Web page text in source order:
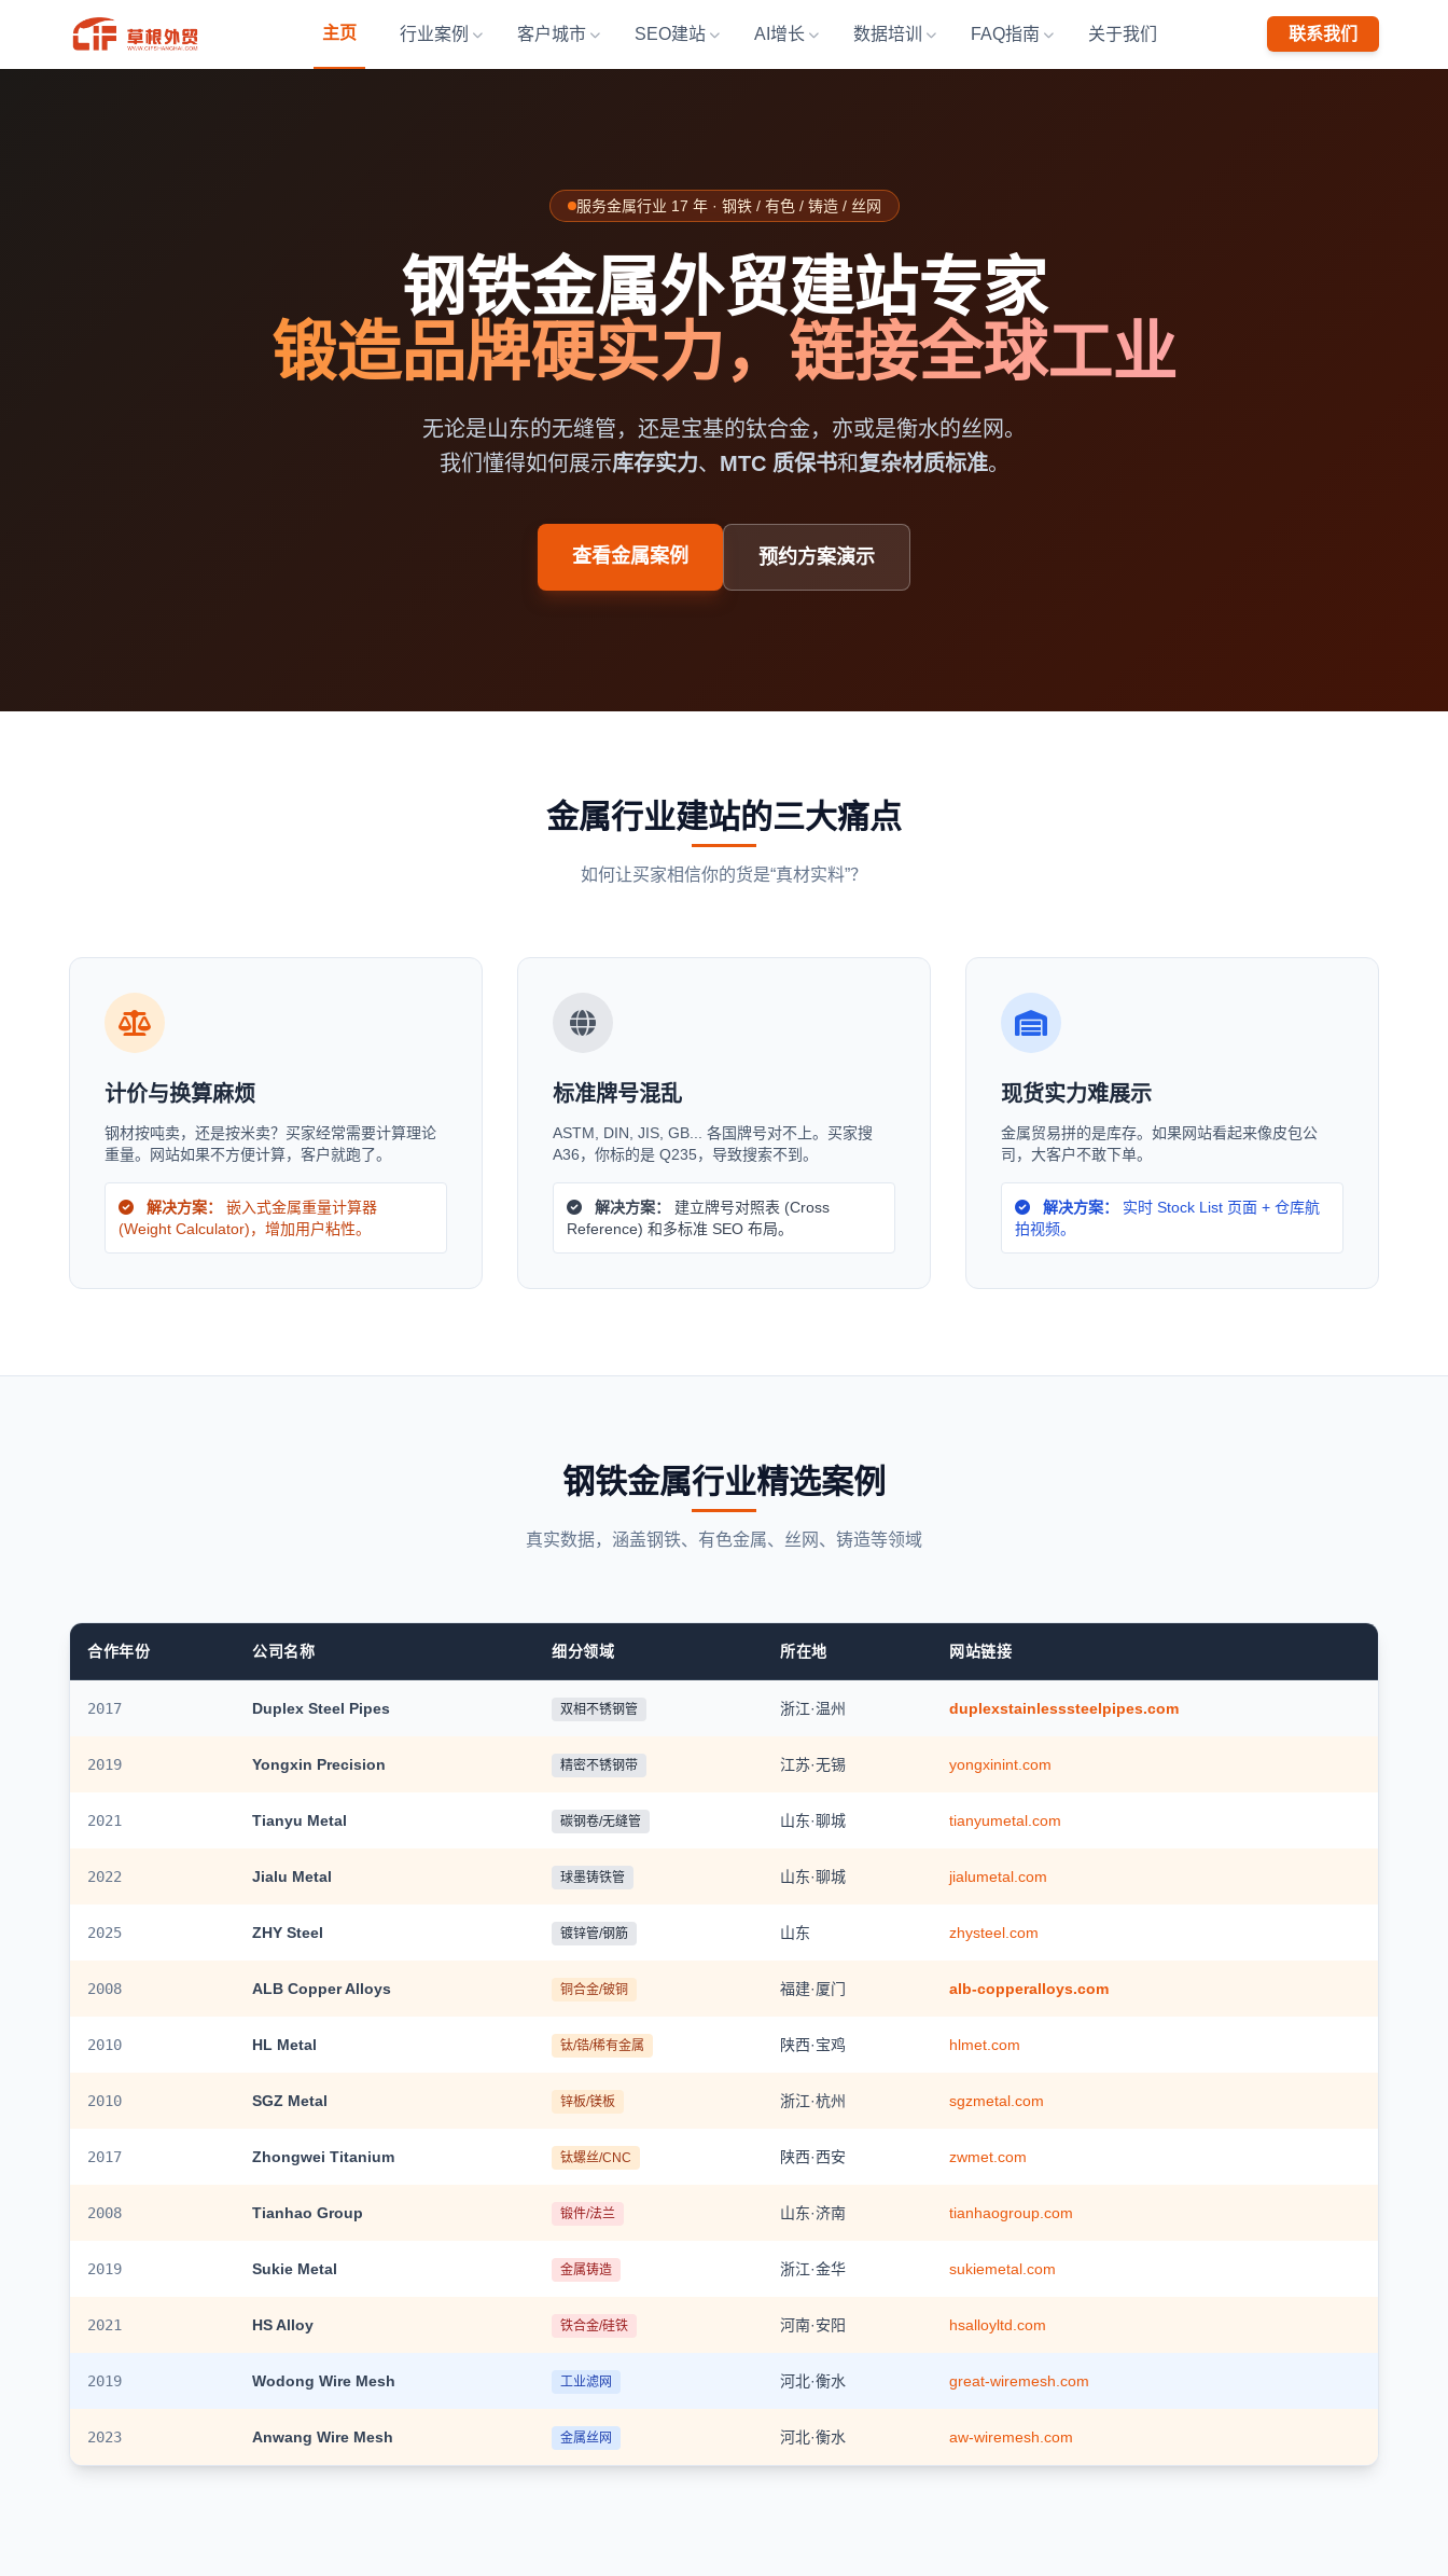
主页 行业案例 客户城市 SEO建站 AI增长 数据培训 FAQ指南 关于我们 联系我们
服务金属行业 17 年 · 钢铁 / 有色 / 铸造 / 丝网
钢铁金属外贸建站专家
锻造品牌硬实力，链接全球工业
无论是山东的无缝管，还是宝基的钛合金，亦或是衡水的丝网。
我们懂得如何展示库存实力、 MTC 质保书和复杂材质标准。
查看金属案例 预约方案演示
金属行业建站的三大痛点
如何让买家相信你的货是“真材实料”？
计价与换算麻烦
钢材按吨卖，还是按米卖？买家经常需要计算理论
重量。网站如果不方便计算，客户就跑了。
解决方案：
嵌入式金属重量计算器
(Weight Calculator)，增加用户粘性。
标准牌号混乱
ASTM, DIN, JIS, GB... 各国牌号对不上。买家搜
A36，你标的是 Q235，导致搜索不到。
解决方案：
建立牌号对照表 (Cross
Reference) 和多标准 SEO 布局。
现货实力难展示
金属贸易拼的是库存。如果网站看起来像皮包公
司，大客户不敢下单。
解决方案：
实时 Stock List 页面 + 仓库航
拍视频。
钢铁金属行业精选案例
真实数据，涵盖钢铁、有色金属、丝网、铸造等领域
合作年份 公司名称 细分领域 所在地 网站链接
2017 Duplex Steel Pipes 双相不锈钢管 浙江·温州 duplexstainlesssteelpipes.com
2019 Yongxin Precision 精密不锈钢带 江苏·无锡 yongxinint.com
2021 Tianyu Metal 碳钢卷/无缝管 山东·聊城 tianyumetal.com
2022 Jialu Metal 球墨铸铁管 山东·聊城 jialumetal.com
2025 ZHY Steel 镀锌管/钢筋 山东 zhysteel.com
2008 ALB Copper Alloys 铜合金/铍铜 福建·厦门 alb-copperalloys.com
2010 HL Metal 钛/锆/稀有金属 陕西·宝鸡 hlmet.com
2010 SGZ Metal 锌板/镁板 浙江·杭州 sgzmetal.com
2017 Zhongwei Titanium 钛螺丝/CNC 陕西·西安 zwmet.com
2008 Tianhao Group 锻件/法兰 山东·济南 tianhaogroup.com
2019 Sukie Metal 金属铸造 浙江·金华 sukiemetal.com
2021 HS Alloy 铁合金/硅铁 河南·安阳 hsalloyltd.com
2019 Wodong Wire Mesh 工业滤网 河北·衡水 great-wiremesh.com
2023 Anwang Wire Mesh 金属丝网 河北·衡水 aw-wiremesh.com